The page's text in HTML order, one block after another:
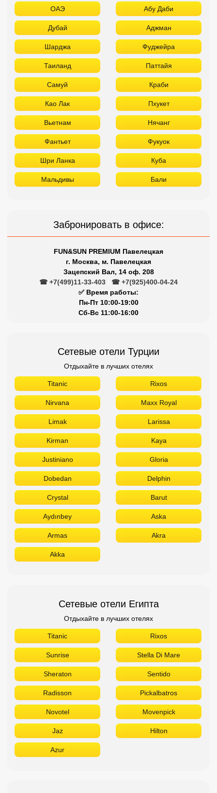
ОАЭ Абу Даби
Дубай Аджман
Шарджа Фуджейра
Таиланд Паттайя
Самуй Краби
Као Лак Пхукет
Вьетнам Нячанг
Фантьет Фукуок
Шри Ланка Куба
Мальдивы Бали
Забронировать в офисе:
FUN&SUN PREMIUM Павелецкая
г. Москва, м. Павелецкая
Зацепский Вал, 14 оф. 208
☎ +7(499)11-33-403
☎ +7(925)400-04-24
✅ Время работы:
Пн-Пт 10:00-19:00
Сб-Вс 11:00-16:00
Сетевые отели Турции
Отдыхайте в лучших отелях
Titanic Rixos
Nirvana Maxx Royal
Limak Larissa
Kirman Kaya
Justiniano Gloria
Dobedan Delphin
Crystal Barut
Aydınbey Aska
Armas Akra
Akka
Сетевые отели Египта
Отдыхайте в лучших отелях
Titanic Rixos
Sunrise Stella Di Mare
Sheraton Sentido
Radisson Pickalbatros
Novotel Movenpick
Jaz Hilton
Azur